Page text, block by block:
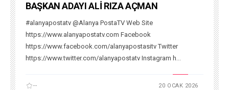
BAŞKAN ADAYI ALİ RIZA AÇMAN
#alanyapostatv @Alanya PostaTV Web Site
https://www.alanyapostatv.com Facebook
https://www.facebook.com/alanyapostasitv Twitter
https://www.twitter.com/alanyapostatv Instagram h...
-- 20 OCAK 2026